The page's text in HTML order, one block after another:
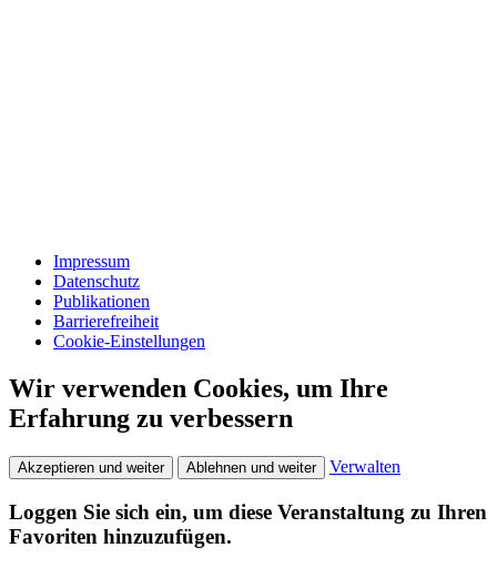
Impressum
Datenschutz
Publikationen
Barrierefreiheit
Cookie-Einstellungen
Wir verwenden Cookies, um Ihre
Erfahrung zu verbessern
Akzeptieren und weiter Ablehnen und weiter Verwalten
Loggen Sie sich ein, um diese Veranstaltung zu Ihren
Favoriten hinzuzufügen.